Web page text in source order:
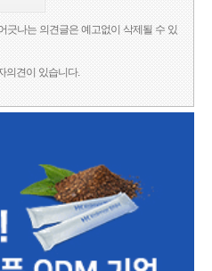
긋나는 의견글은 예고없이 삭제될 수 있
의견이 있습니다.